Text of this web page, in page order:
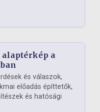
alaptérkép a
és válaszok,
előadás építtetők,
és hatósági